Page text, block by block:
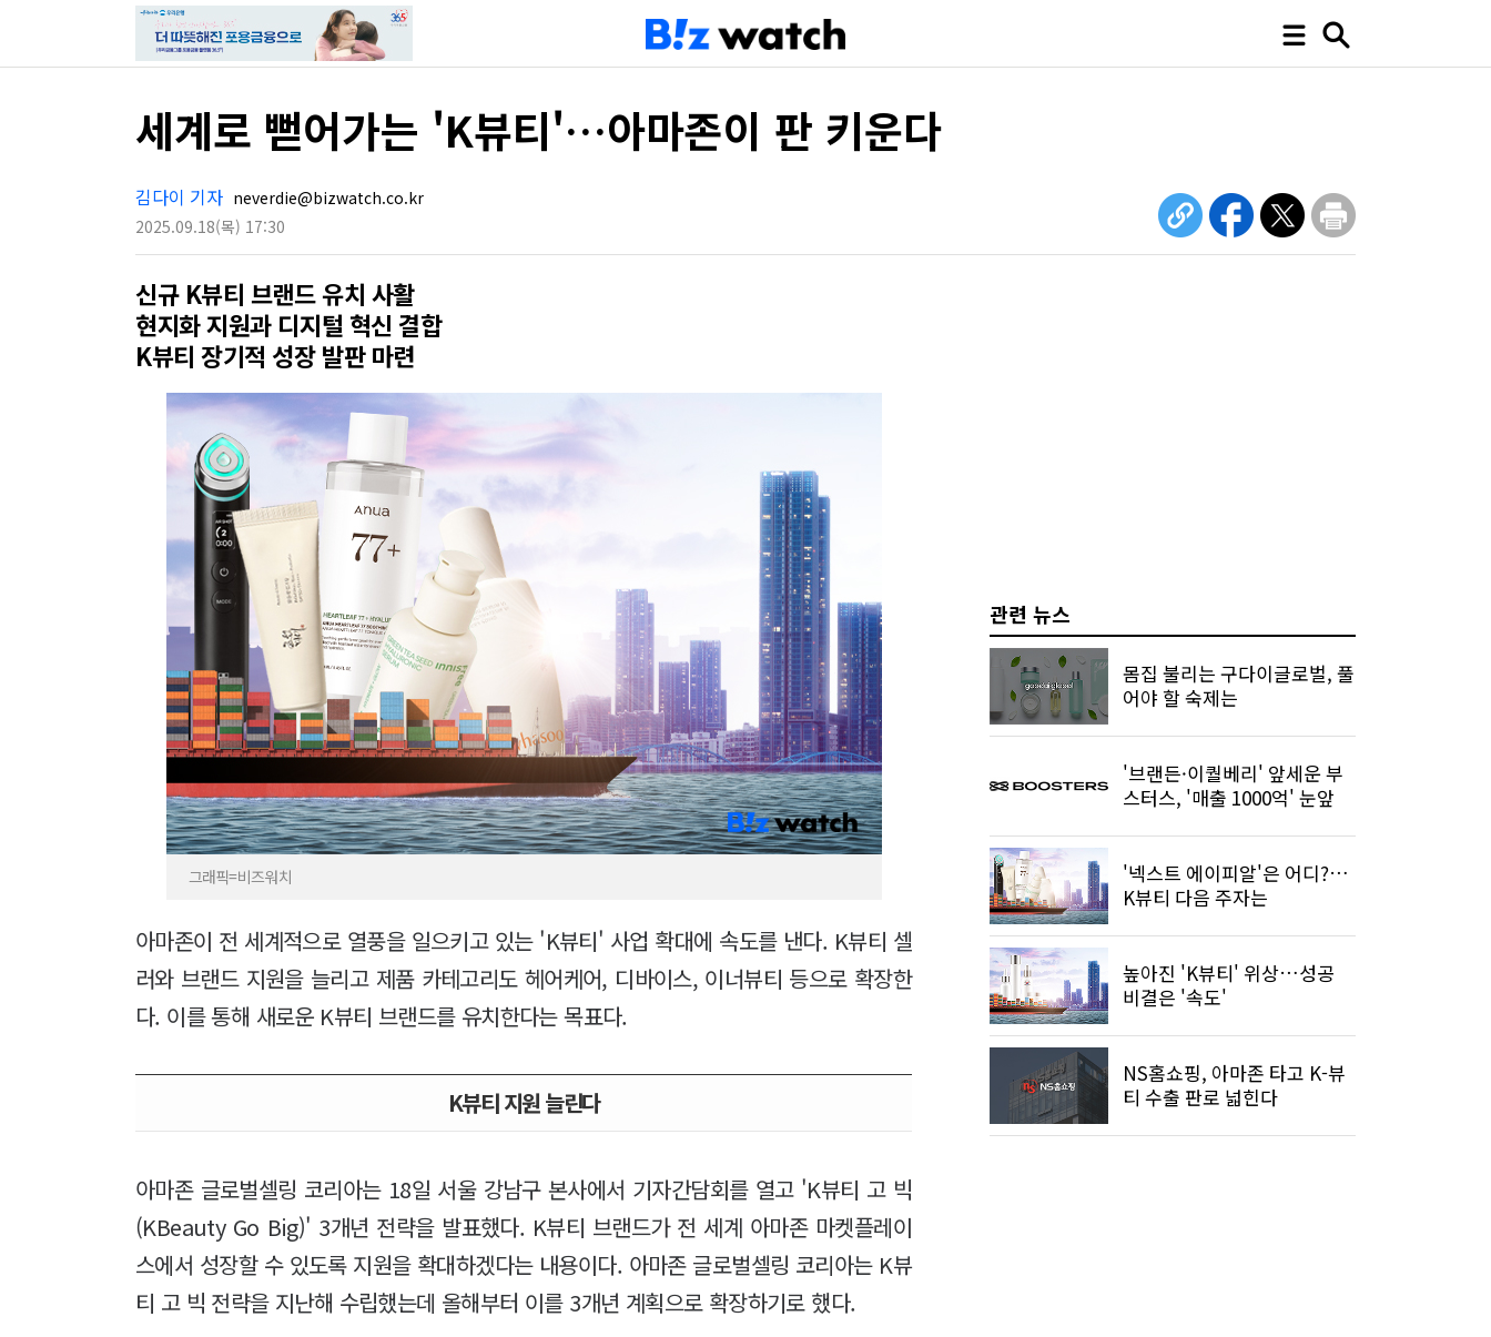
세계로 뻗어가는 'K뷰티'…아마존이 판 키운다
김다이 기자 neverdie@bizwatch.co.kr
2025.09.18(목) 17:30
신규 K뷰티 브랜드 유치 사활
현지화 지원과 디지털 혁신 결합
K뷰티 장기적 성장 발판 마련
그래픽=비즈워치
아마존이 전 세계적으로 열풍을 일으키고 있는 'K뷰티' 사업 확대에 속도를 낸다. K뷰티 셀
러와 브랜드 지원을 늘리고 제품 카테고리도 헤어케어, 디바이스, 이너뷰티 등으로 확장한
다. 이를 통해 새로운 K뷰티 브랜드를 유치한다는 목표다.
K뷰티 지원 늘린다
아마존 글로벌셀링 코리아는 18일 서울 강남구 본사에서 기자간담회를 열고 'K뷰티 고 빅
(KBeauty Go Big)' 3개년 전략을 발표했다. K뷰티 브랜드가 전 세계 아마존 마켓플레이
스에서 성장할 수 있도록 지원을 확대하겠다는 내용이다. 아마존 글로벌셀링 코리아는 K뷰
티 고 빅 전략을 지난해 수립했는데 올해부터 이를 3개년 계획으로 확장하기로 했다.
관련 뉴스
몸집 불리는 구다이글로벌, 풀
어야 할 숙제는
'브랜든·이퀄베리' 앞세운 부
스터스, '매출 1000억' 눈앞
'넥스트 에이피알'은 어디?…
K뷰티 다음 주자는
높아진 'K뷰티' 위상…성공
비결은 '속도'
NS홈쇼핑, 아마존 타고 K-뷰
티 수출 판로 넓힌다